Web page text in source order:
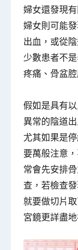
婦女還發現
婦女則可能
出血，或從
少數患者不
疼痛、骨盆
假如是具有
異常的陰道
尤其如果是
要萬般注意
常會先安排
查，若檢查
就要做切片
宮鏡更詳盡